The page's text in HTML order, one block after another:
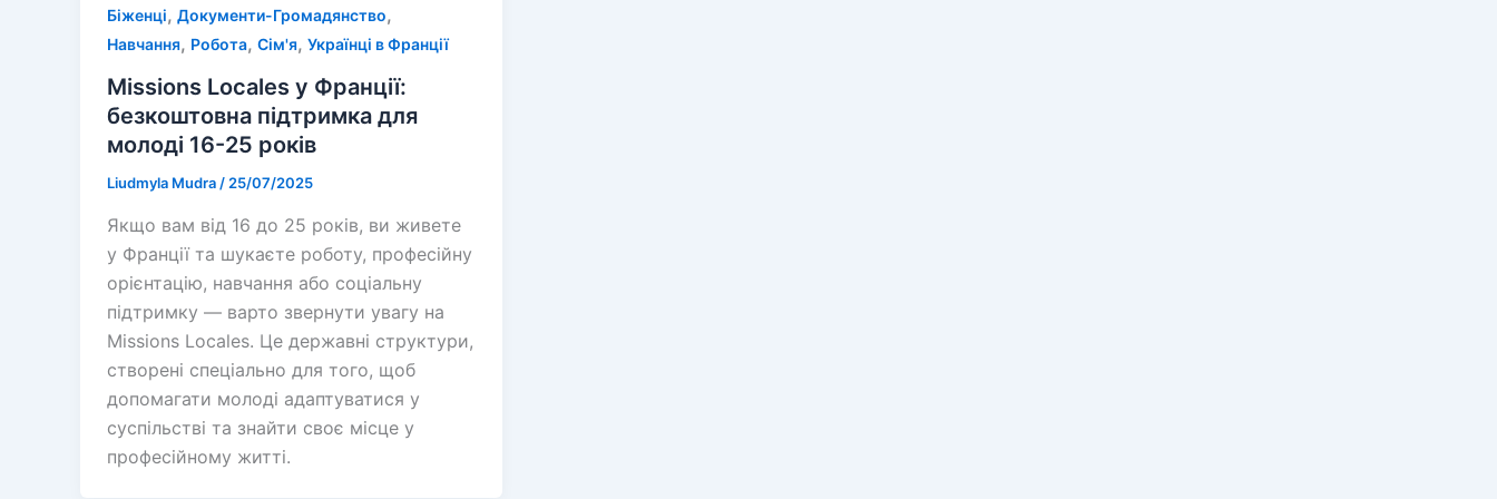
Біженці, Документи-Громадянство,
Навчання, Робота, Сім'я, Українці в Франції
Missions Locales у Франції:
безкоштовна підтримка для
молоді 16-25 років
Liudmyla Mudra / 25/07/2025
Якщо вам від 16 до 25 років, ви живете
у Франції та шукаєте роботу, професійну
орієнтацію, навчання або соціальну
підтримку — варто звернути увагу на
Missions Locales. Це державні структури,
створені спеціально для того, щоб
допомагати молоді адаптуватися у
суспільстві та знайти своє місце у
професійному житті.